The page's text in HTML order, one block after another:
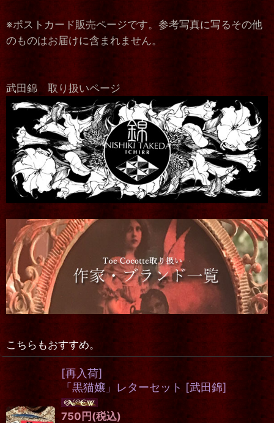
※ポストカード販売ページです。参考写真に写るその他
のものはお届けに含まれません。
武田錦 取り扱いページ
こちらもおすすめ。
[再入荷]
「黒猫嬢」レターセット [武田錦]
750円(税込)